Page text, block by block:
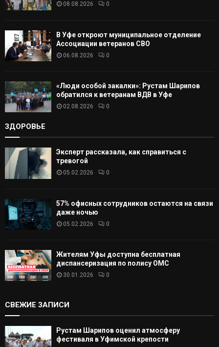
08.08.2026 0
В Уфе откроют муниципальное отделение
Ассоциации ветеранов СВО
06.08.2026 0
«Люди особой закалки»: Рустам Шарипов
обратился к ветеранам ВДВ в Уфе
02.08.2026 0
ЗДОРОВЬЕ
Эксперт рассказала, как справиться с
тревогой
05.02.2026 0
57% офисных сотрудников остаются на связи
даже ночью
05.02.2026 0
Жителям Уфы доступна бесплатная
диспансеризация по полису ОМС
30.01.2026 0
СВЕЖИЕ ЗАПИСИ
Рустам Шарипов оценил атмосферу
фестиваля в Уфимской крепости